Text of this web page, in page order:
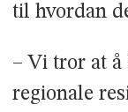
til hvordan
– Vi tror at å
regionale